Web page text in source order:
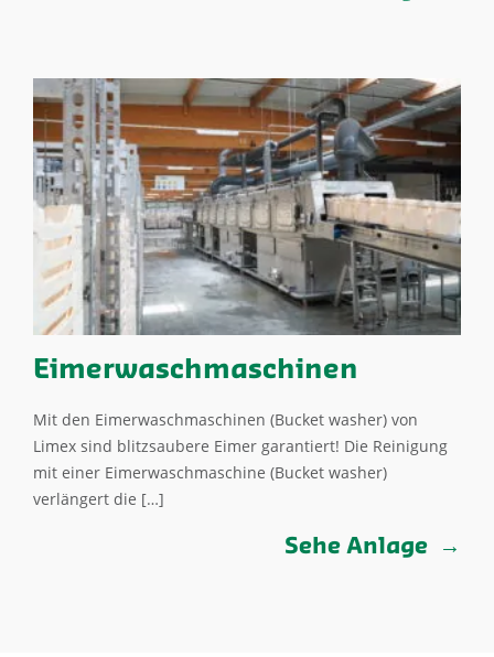
Eimerwaschmaschinen
Mit den Eimerwaschmaschinen (Bucket washer) von
Limex sind blitzsaubere Eimer garantiert! Die Reinigung
mit einer Eimerwaschmaschine (Bucket washer)
verlängert die […]
Sehe Anlage